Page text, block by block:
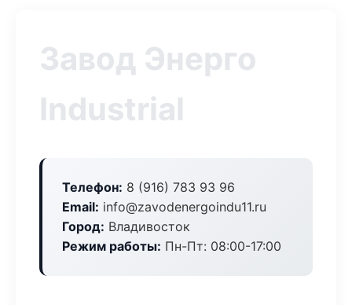
Завод Энерго
Industrial
Телефон: 8 (916) 783 93 96
Email: info@zavodenergoindu11.ru
Город: Владивосток
Режим работы: Пн-Пт: 08:00-17:00